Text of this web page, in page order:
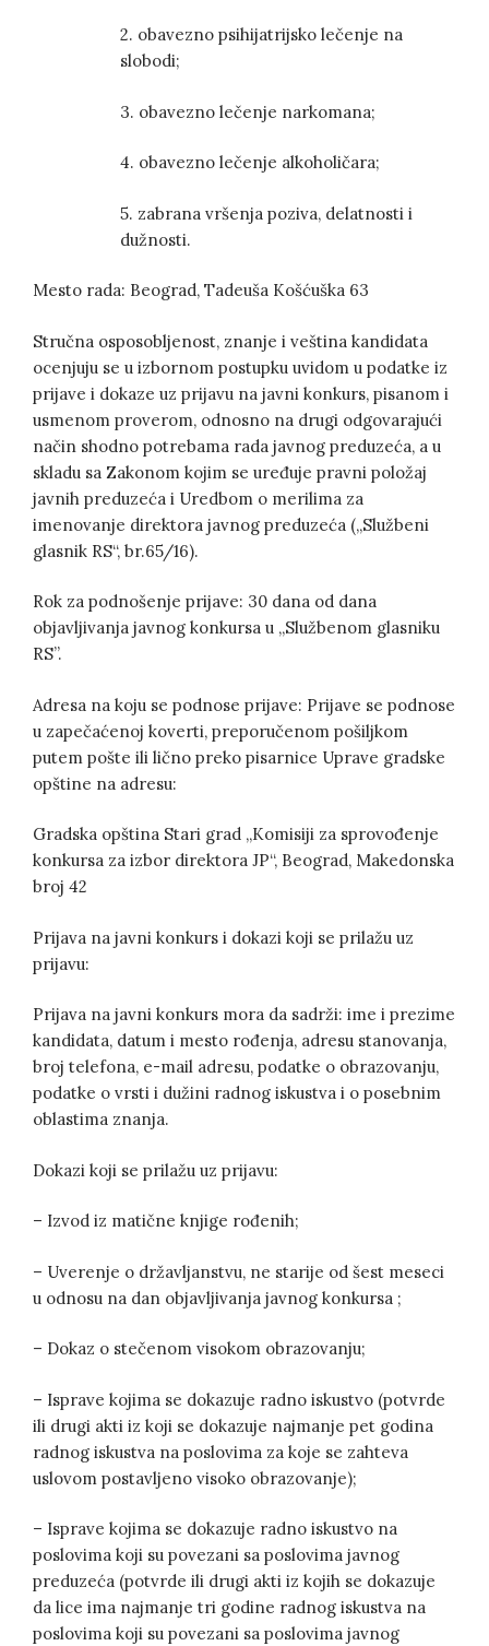
2. obavezno psihijatrijsko lečenje na
slobodi;
3. obavezno lečenje narkomana;
4. obavezno lečenje alkoholičara;
5. zabrana vršenja poziva, delatnosti i
dužnosti.
Mesto rada: Beograd, Tadeuša Košćuška 63
Stručna osposobljenost, znanje i veština kandidata
ocenjuju se u izbornom postupku uvidom u podatke iz
prijave i dokaze uz prijavu na javni konkurs, pisanom i
usmenom proverom, odnosno na drugi odgovarajući
način shodno potrebama rada javnog preduzeća, a u
skladu sa Zakonom kojim se uređuje pravni položaj
javnih preduzeća i Uredbom o merilima za
imenovanje direktora javnog preduzeća („Službeni
glasnik RS“, br.65/16).
Rok za podnošenje prijave: 30 dana od dana
objavljivanja javnog konkursa u ,,Službenom glasniku
RS”.
Adresa na koju se podnose prijave: Prijave se podnose
u zapečaćenoj koverti, preporučenom pošiljkom
putem pošte ili lično preko pisarnice Uprave gradske
opštine na adresu:
Gradska opština Stari grad „Komisiji za sprovođenje
konkursa za izbor direktora JP“, Beograd, Makedonska
broj 42
Prijava na javni konkurs i dokazi koji se prilažu uz
prijavu:
Prijava na javni konkurs mora da sadrži: ime i prezime
kandidata, datum i mesto rođenja, adresu stanovanja,
broj telefona, e-mail adresu, podatke o obrazovanju,
podatke o vrsti i dužini radnog iskustva i o posebnim
oblastima znanja.
Dokazi koji se prilažu uz prijavu:
– Izvod iz matične knjige rođenih;
– Uverenje o državljanstvu, ne starije od šest meseci
u odnosu na dan objavljivanja javnog konkursa ;
– Dokaz o stečenom visokom obrazovanju;
– Isprave kojima se dokazuje radno iskustvo (potvrde
ili drugi akti iz koji se dokazuje najmanje pet godina
radnog iskustva na poslovima za koje se zahteva
uslovom postavljeno visoko obrazovanje);
– Isprave kojima se dokazuje radno iskustvo na
poslovima koji su povezani sa poslovima javnog
preduzeća (potvrde ili drugi akti iz kojih se dokazuje
da lice ima najmanje tri godine radnog iskustva na
poslovima koji su povezani sa poslovima javnog